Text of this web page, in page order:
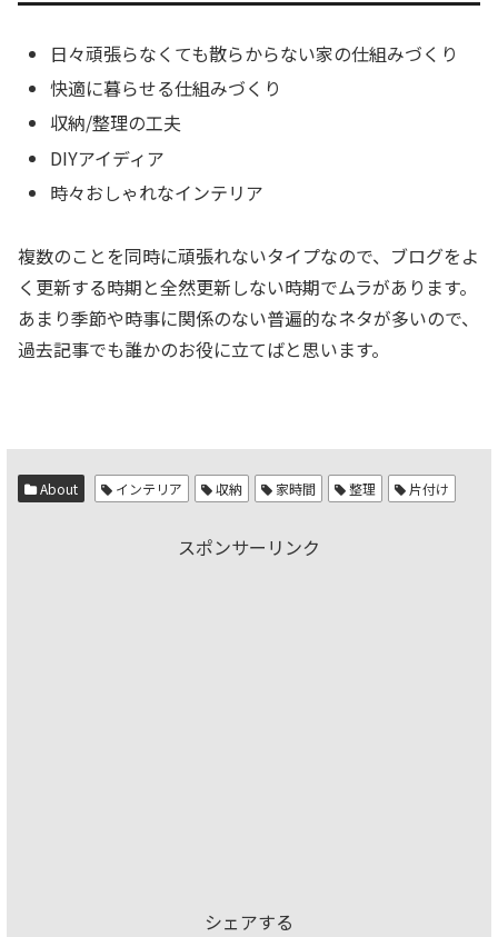
日々頑張らなくても散らからない家の仕組みづくり
快適に暮らせる仕組みづくり
収納/整理の工夫
DIYアイディア
時々おしゃれなインテリア
複数のことを同時に頑張れないタイプなので、ブログをよ
く更新する時期と全然更新しない時期でムラがあります。
あまり季節や時事に関係のない普遍的なネタが多いので、
過去記事でも誰かのお役に立てばと思います。
About インテリア 収納 家時間 整理 片付け
スポンサーリンク
シェアする